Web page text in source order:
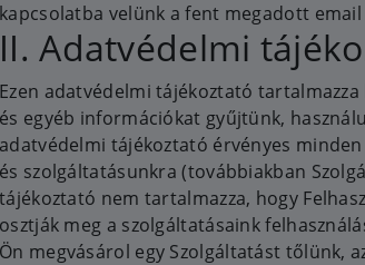
kapcsolatba velünk a fent megadott email
II. Adatvédelmi
Ezen adatvédelmi tájékoztató tartalmazza
és egyéb információkat gyűjtünk,
adatvédelmi tájékoztató érvényes
és szolgáltatásunkra (továbbiakban
tájékoztató nem tartalmazza, hogy
osztják meg a szolgáltatásaink
Ön megvásárol egy Szolgáltatást tőlünk,